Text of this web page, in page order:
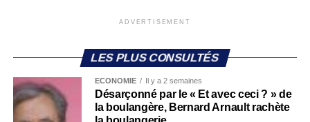
ADVERTISEMENT
LES PLUS CONSULTÉS
ECONOMIE Il y a 2 semaines
Désarçonné par le « Et avec ceci ? » de
la boulangère, Bernard Arnault rachète